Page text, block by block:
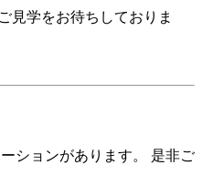
見学をお待ちしておりま
ションがあります。 是非ご